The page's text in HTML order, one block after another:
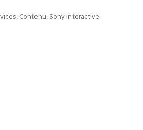
Contenu, Sony Interactive